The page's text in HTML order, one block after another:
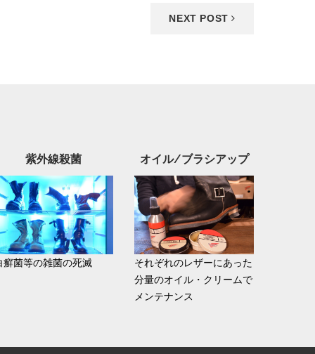
NEXT POST
紫外線殺菌
癬菌等の雑菌の死滅
オイル/ブラシアップ
それぞれのレザーにあった
分量のオイル・クリームで
メンテナンス